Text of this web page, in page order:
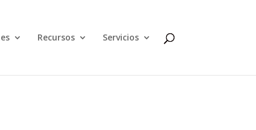
Recursos Servicios